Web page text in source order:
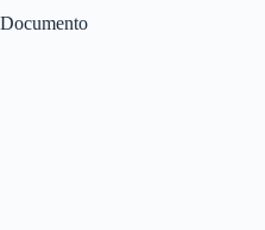
Documento